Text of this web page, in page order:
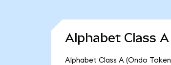
Alphabet Class
Alphabet Class A (Ondo